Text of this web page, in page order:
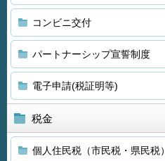
コンビニ交付
パートナーシップ宣誓制度
電子申請(税証明等)
税金
個人住民税（市民税・県民税）